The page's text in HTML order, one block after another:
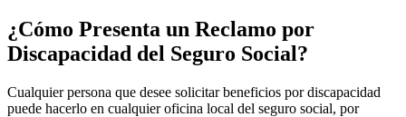
¿Cómo Presenta un Reclamo por
Discapacidad del Seguro Social?
Cualquier persona que desee solicitar beneficios por discapacidad
puede hacerlo en cualquier oficina local del seguro social, por